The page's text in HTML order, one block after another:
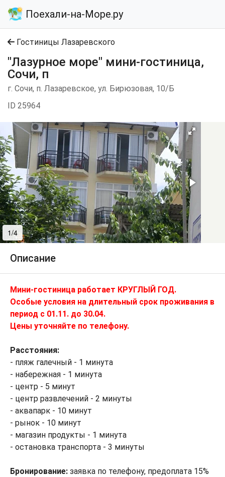
Поехали-на-Море.ру
Гостиницы Лазаревского
"Лазурное море" мини-гостиница,
Сочи, п
г. Сочи, п. Лазаревское, ул. Бирюзовая, 10/Б
ID 25964
1/4
Описание
Мини-гостиница работает КРУГЛЫЙ ГОД.
Особые условия на длительный срок проживания в
период с 01.11. до 30.04.
Цены уточняйте по телефону.
Расстояния:
- пляж галечный - 1 минута
- набережная - 1 минута
- центр - 5 минут
- центр развлечений - 2 минуты
- аквапарк - 10 минут
- рынок - 10 минут
- магазин продукты - 1 минута
- остановка транспорта - 3 минуты
Бронирование: заявка по телефону, предоплата 15%